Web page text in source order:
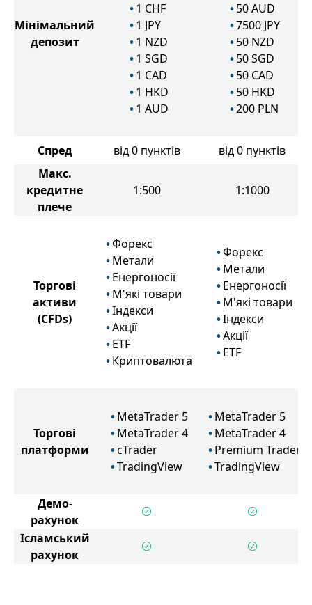
Мінімальний
депозит
1 CHF
1 JPY
1 NZD
1 SGD
1 CAD
1 HKD
1 AUD
50 AUD
7500 JPY
50 NZD
50 SGD
50 CAD
50 HKD
200 PLN
Спред від 0 пунктів
від 0 пунктів
Макс.
кредитне
плече
1:500 1:1000
Торгові
активи
(CFDs)
Форекс
Метали
Енергоносії
М'які товари
Індекси
Акції
ETF
Криптовалюта
Форекс
Метали
Енергоносії
М'які товари
Індекси
Акції
ETF
Торгові
платформи
MetaTrader 5
MetaTrader 4
cTrader
TradingView
MetaTrader 5
MetaTrader 4
Premium Trader
TradingView
Демо-
рахунок
Ісламський
рахунок